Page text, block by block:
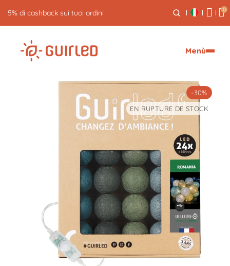
5% di cashback sui tuoi ordini 0
Menù
-30%
EN RUPTURE DE STOCK